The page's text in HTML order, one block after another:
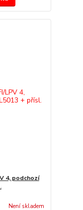
4, podchozí
Není skladem